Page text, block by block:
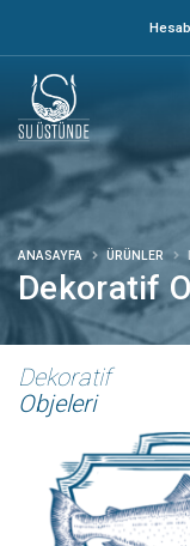
Dekoratif
ANASAYFA ÜRÜNLER
Dekoratif
Objeleri